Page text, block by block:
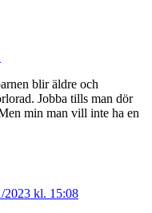
blir äldre och
Jobba tills man dör
min man vill inte ha en
2023 kl. 15:08